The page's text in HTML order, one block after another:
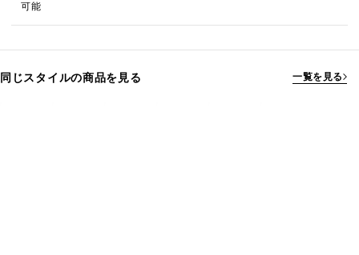
可能
同じスタイルの商品を見る 一覧を見る